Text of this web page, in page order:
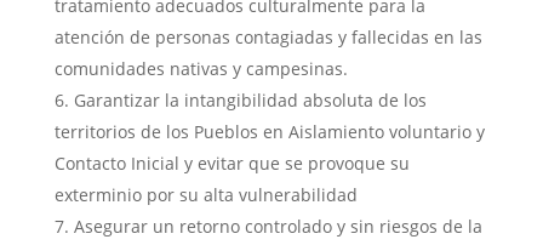
tratamiento adecuados culturalmente para la
atención de personas contagiadas y fallecidas en las
comunidades nativas y campesinas.
Garantizar la intangibilidad absoluta de los
territorios de los Pueblos en Aislamiento voluntario y
Contacto Inicial y evitar que se provoque su
exterminio por su alta vulnerabilidad
Asegurar un retorno controlado y sin riesgos de la